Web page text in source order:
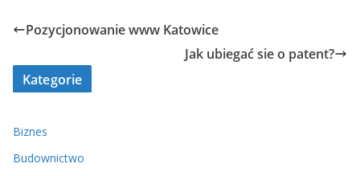
Pozycjonowanie www Katowice
Jak ubiegać sie o patent?
Kategorie
Biznes
Budownictwo